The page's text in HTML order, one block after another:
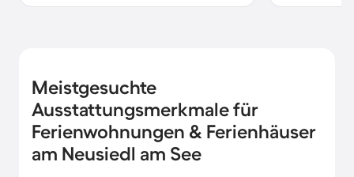
Meistgesuchte
Ausstattungsmerkmale für
Ferienwohnungen & Ferienhäuser
am Neusiedl am See